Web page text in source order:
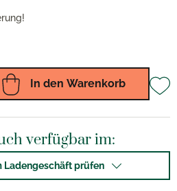
In den Warenkorb
verfügbar im:
Ladengeschäft prüfen